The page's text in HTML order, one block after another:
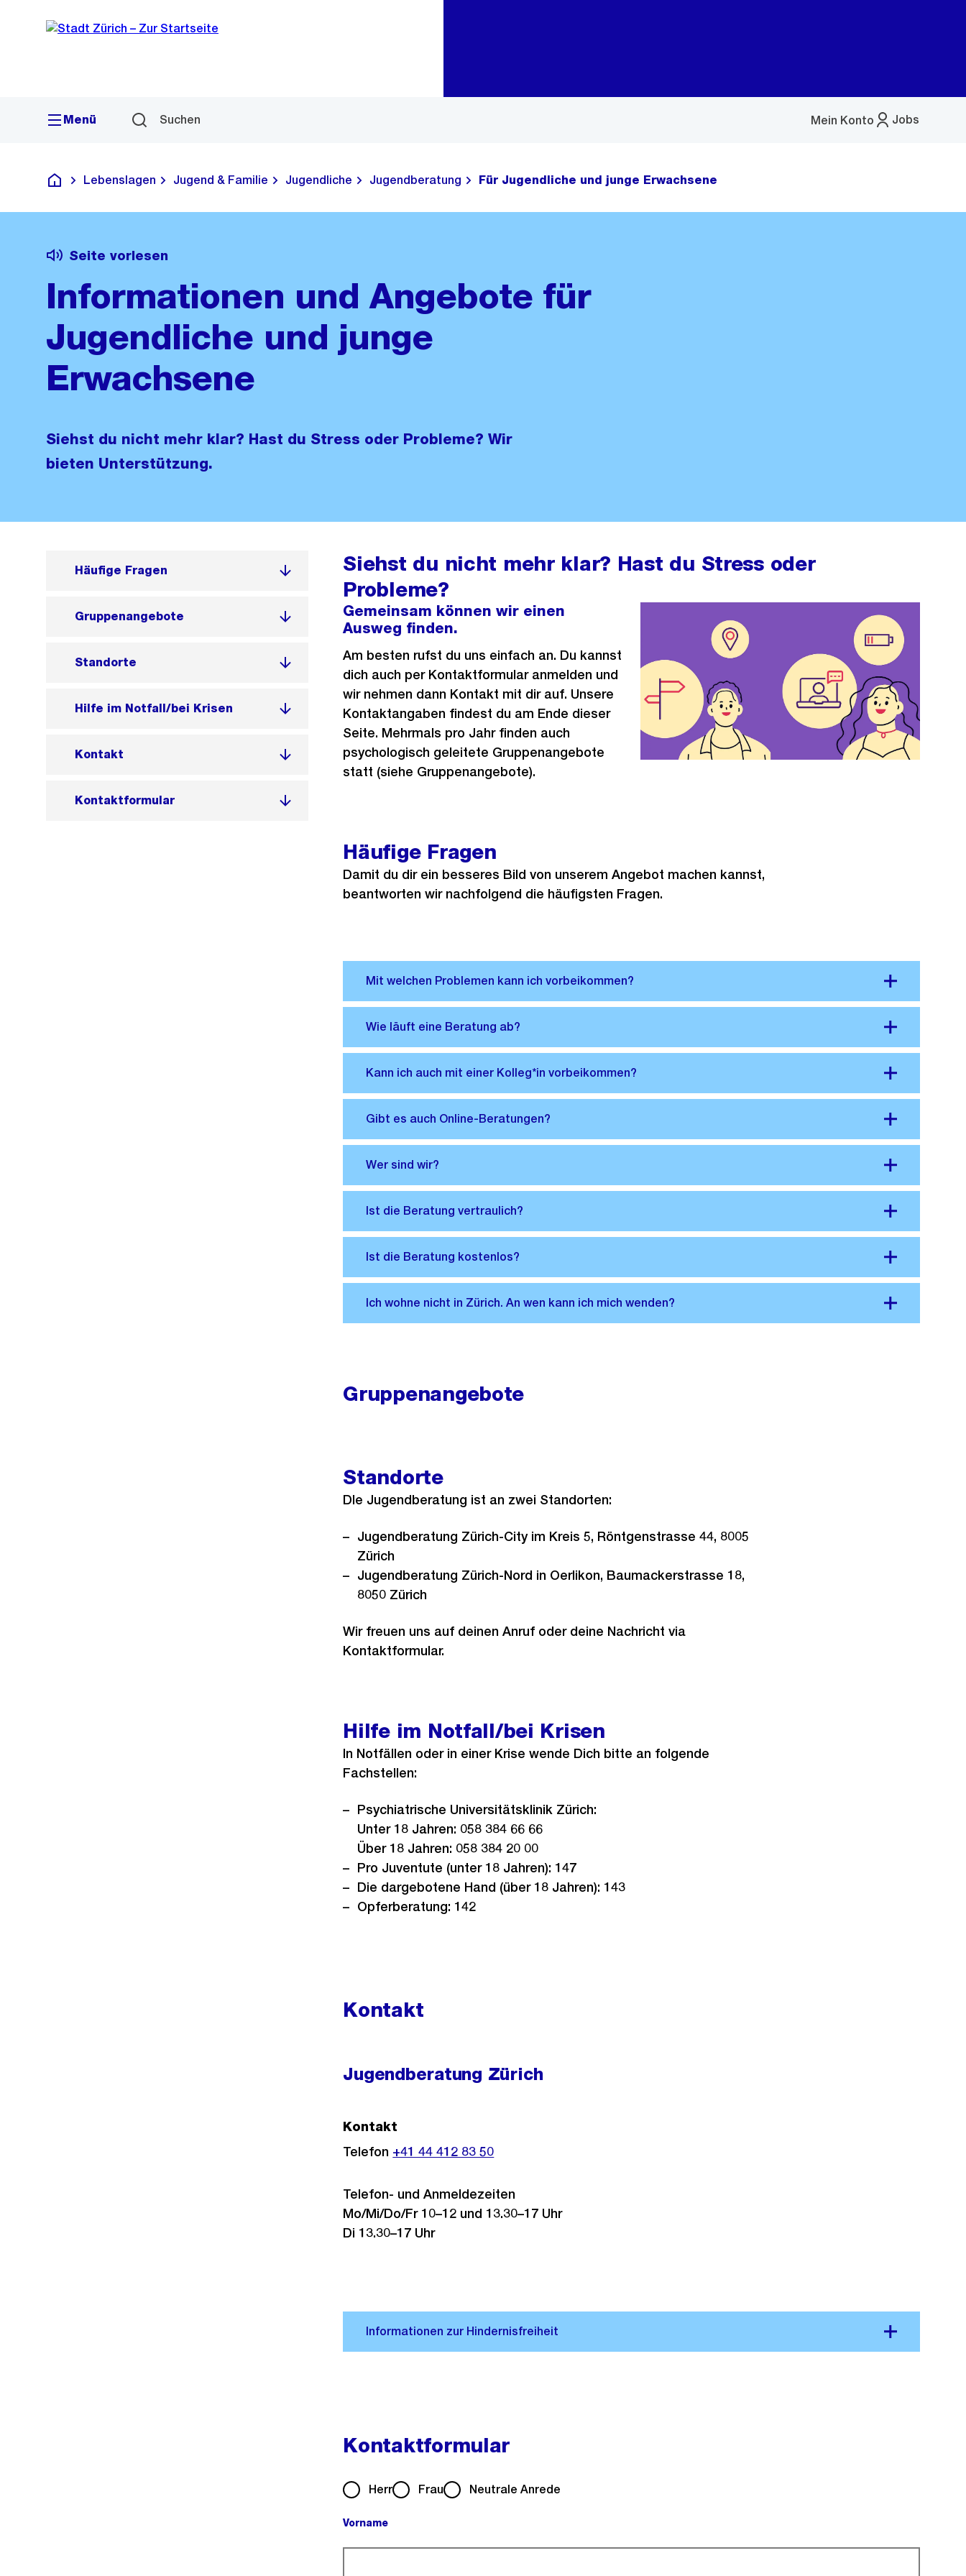
Navigation
Sprunglink
Menü Suchen Jobs
Mein Konto
Menü
Deutsch
Lebenslagen Jugend & Familie Jugendliche Jugendberatung Für Jugendliche und junge Erwachsene
Seite vorlesen
Informationen und Angebote für
Jugendliche und junge
Erwachsene
Siehst du nicht mehr klar? Hast du Stress oder Probleme? Wir
bieten Unterstützung.
Häufige Fragen
Gruppenangebote
Standorte
Hilfe im Notfall/bei Krisen
Kontakt
Kontaktformular
Siehst du nicht mehr klar? Hast du Stress oder
Probleme?
Gemeinsam können wir einen
Ausweg finden.
Am besten rufst du uns einfach an. Du kannst
dich auch per Kontaktformular anmelden und
wir nehmen dann Kontakt mit dir auf. Unsere
Kontaktangaben findest du am Ende dieser
Seite. Mehrmals pro Jahr finden auch
psychologisch geleitete Gruppenangebote
statt (siehe Gruppenangebote).
Häufige Fragen
Damit du dir ein besseres Bild von unserem Angebot machen kannst,
beantworten wir nachfolgend die häufigsten Fragen.
Gruppenangebote
Standorte
DIe Jugendberatung ist an zwei Standorten:
Jugendberatung Zürich-City im Kreis 5, Röntgenstrasse 44, 8005
Zürich
Jugendberatung Zürich-Nord in Oerlikon, Baumackerstrasse 18,
8050 Zürich
Wir freuen uns auf deinen Anruf oder deine Nachricht via
Kontaktformular.
Hilfe im Notfall/bei Krisen
In Notfällen oder in einer Krise wende Dich bitte an folgende
Fachstellen:
Psychiatrische Universitätsklinik Zürich:
Unter 18 Jahren: 058 384 66 66
Über 18 Jahren: 058 384 20 00
Pro Juventute (unter 18 Jahren): 147
Die dargebotene Hand (über 18 Jahren): 143
Opferberatung: 142
Kontakt
Jugendberatung Zürich
Telefon- und Anmeldezeiten
Mo/Mi/Do/Fr 10–12 und 13.30–17 Uhr
Di 13.30–17 Uhr
Kontakt
Telefon +41 44 412 83 50
Kontaktformular
Herr Frau Neutrale Anrede
Vorname